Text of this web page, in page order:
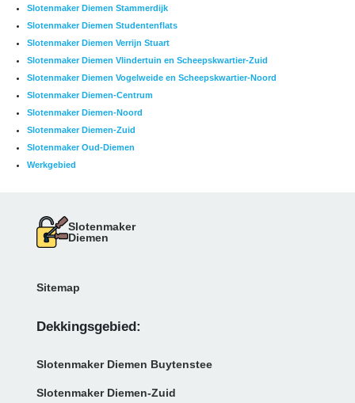
Slotenmaker Diemen Stammerdijk
Slotenmaker Diemen Studentenflats
Slotenmaker Diemen Verrijn Stuart
Slotenmaker Diemen Vlindertuin en Scheepskwartier-Zuid
Slotenmaker Diemen Vogelweide en Scheepskwartier-Noord
Slotenmaker Diemen-Centrum
Slotenmaker Diemen-Noord
Slotenmaker Diemen-Zuid
Slotenmaker Oud-Diemen
Werkgebied
Slotenmaker
Diemen
Sitemap
Dekkingsgebied:
Slotenmaker Diemen Buytenstee
Slotenmaker Diemen-Zuid